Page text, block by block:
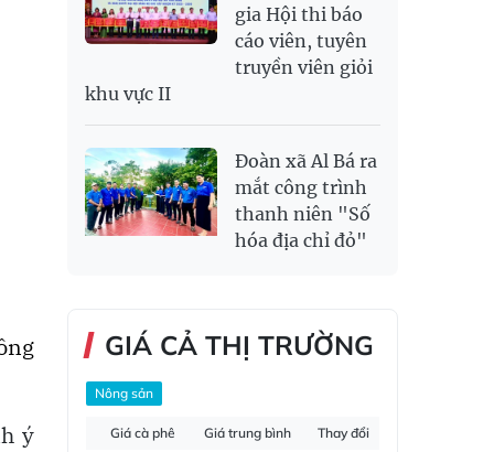
ý
gia Hội thi báo
cáo viên, tuyên
truyền viên giỏi
khu vực II
Đoàn xã Al Bá ra
mắt công trình
thanh niên "Số
hóa địa chỉ đỏ"
GIÁ CẢ THỊ TRƯỜNG
Nông sản
Giá cà phê Giá trung bình
Thay đổi